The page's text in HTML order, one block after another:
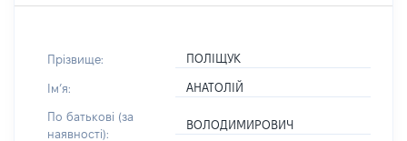
Прізвище: ПОЛІЩУК
Імʼя: АНАТОЛІЙ
По батькові (за
наявності):
ВОЛОДИМИРОВИЧ